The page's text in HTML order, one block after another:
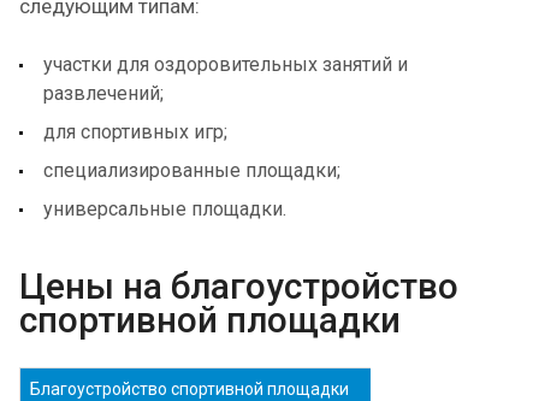
следующим типам:
участки для оздоровительных занятий и
развлечений;
для спортивных игр;
специализированные площадки;
универсальные площадки.
Цены на благоустройство
спортивной площадки
Благоустройство спортивной площадки